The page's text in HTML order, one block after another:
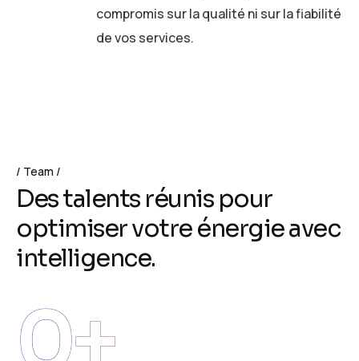
compromis sur la qualité ni sur la fiabilité
de vos services.
Team
Destalents réunis pour
optimiservotreénergieavec
intelligence.